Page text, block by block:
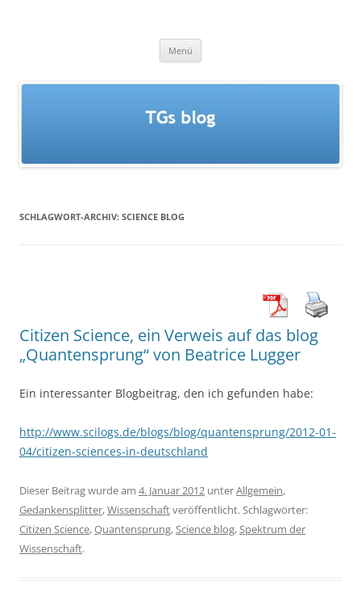
Menü
SCHLAGWORT-ARCHIV: SCIENCE BLOG
Citizen Science, ein Verweis auf das blog
„Quantensprung“ von Beatrice Lugger
Ein interessanter Blogbeitrag, den ich gefunden habe:
http://www.scilogs.de/blogs/blog/quantensprung/2012-01-
04/citizen-sciences-in-deutschland
Dieser Beitrag wurde am 4. Januar 2012 unterAllgemein,
Gedankensplitter,Wissenschaftveröffentlicht. Schlagwörter:
Citizen Science,Quantensprung,Science blog,Spektrum der
Wissenschaft.